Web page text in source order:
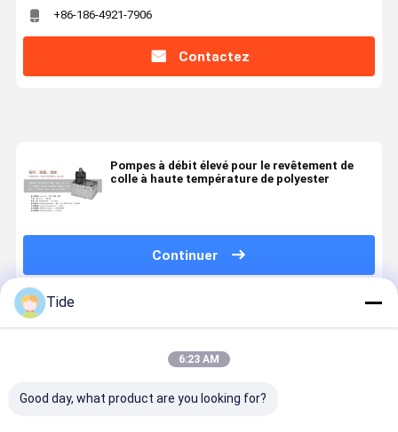
+86-186-4921-7906
Contactez
Pompes à débit élevé pour le revêtement de
colle à haute température de polyester
Continuer
Produits Recommandés
Tide
6:23 AM
Good day, what product are you looking for?